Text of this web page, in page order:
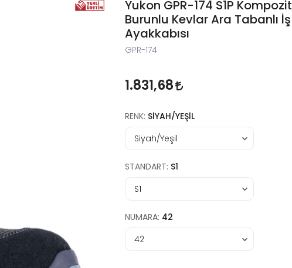
Yukon GPR-174 S1P Kompozit
Burunlu Kevlar Ara Tabanlı İş
Ayakkabısı
GPR-174
1.831,68
RENK: SIYAH/YEŞIL
STANDART: S1
NUMARA: 42